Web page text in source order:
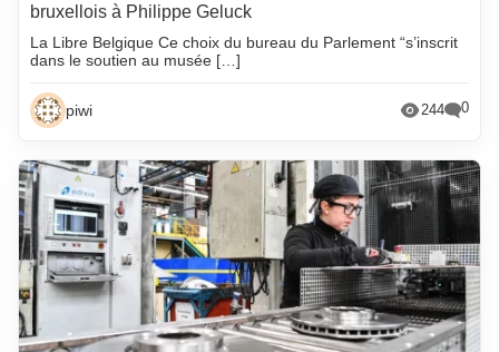
bruxellois à Philippe Geluck
La Libre Belgique Ce choix du bureau du Parlement “s’inscrit
dans le soutien au musée […]
piwi 244 0